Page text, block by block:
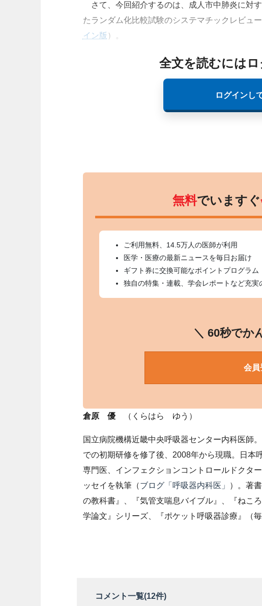
さて、今回紹介するのは、成人市中肺炎に対
たランダム化比較試験のシステマチックレビュ
イン版 ）。
全文を読むには
ログインし
無料でいますぐ
ご利用無料、14.5万人の医師が利用
医学・医療の最新ニュースを毎日お届け
ギフト券に交換可能なポイントプログラム
独自の特集・連載、学会レポートなど充実
＼ 60秒でか
会員
倉原 優 （くらはら ゆう）
国立病院機構近畿中央呼吸器センター内科医師
での初期研修を修了後、2008年から現職。日本
専門医、インフェクションコントロールドクタ
ッセイを執筆（ブログ「呼吸器内科医」
）。著
の教科書』、『気管支喘息バイブル』、『ねこ
学論文』シリーズ、『ポケット呼吸器診療』（毎
コメント一覧(12件)